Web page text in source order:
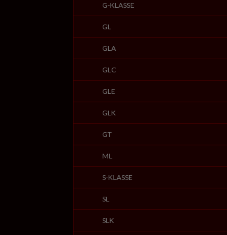
G-KLASSE
GL
GLA
GLC
GLE
GLK
GT
ML
S-KLASSE
SL
SLK